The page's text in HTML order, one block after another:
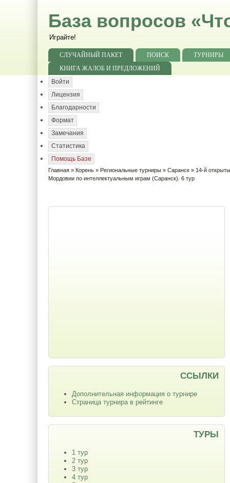
База вопросов
Играйте!
СЛУЧАЙНЫЙ ПАКЕТ ПОИСК
ТУРНИРЫ
КНИГА ЖАЛОБ И ПРЕДЛОЖЕНИЙ
Войти
Лицензия
Благодарности
Формат
Замечания
Статистика
Помощь Базе
Главная » Корень » Региональные турниры » Саранск » 14-й
Мордовии по интеллектуальным играм (Саранск). 6 тур
ССЫЛКИ
Дополнительная информация о турнире
Страница турнира в рейтинге
ТУРЫ
1 тур
2 тур
3 тур
4 тур